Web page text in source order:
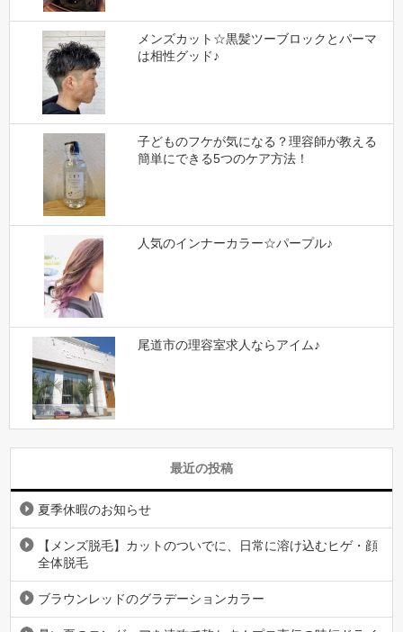
メンズカット☆黒髪ツーブロックとパーマ
は相性グッド♪
子どものフケが気になる？理容師が教える
簡単にできる5つのケア方法！
人気のインナーカラー☆パープル♪
尾道市の理容室求人ならアイム♪
最近の投稿
夏季休暇のお知らせ
【メンズ脱毛】カットのついでに、日常に溶け込むヒゲ・顔
全体脱毛
ブラウンレッドのグラデーションカラー